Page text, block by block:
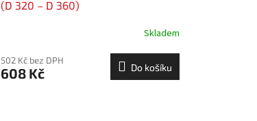
(D 320 – D 360)
Skladem
502 Kč bez DPH
608 Kč Do košíku